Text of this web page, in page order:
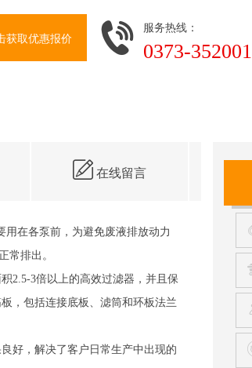
获取优惠报价
服务热线：
0373-
在线留言
用在各泵前，为避免废液排放动力
常排出。
2.5-3倍以上的高效过滤器，并且保
，包括连接底板、滤筒和环板法兰
好，解决了客户日常生产中出现的